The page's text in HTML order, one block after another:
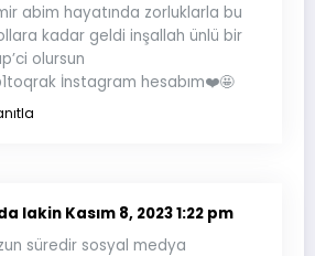
abim hayatında zorluklarla bu
kadar geldi inşallah ünlü bir
olursun
İnstagram hesabım❤️🤩
lakin Kasım 8, 2023 1:22 pm
süredir sosyal medya